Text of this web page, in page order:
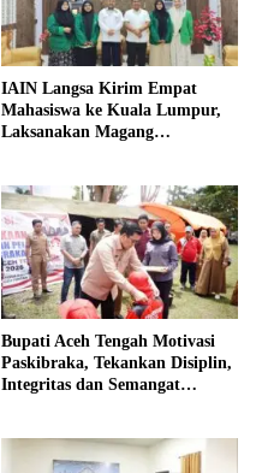
IAIN Langsa Kirim Empat
Mahasiswa ke Kuala Lumpur,
Laksanakan Magang
Bupati Aceh Tengah Motivasi
Paskibraka, Tekankan Disiplin,
Integritas dan Semangat